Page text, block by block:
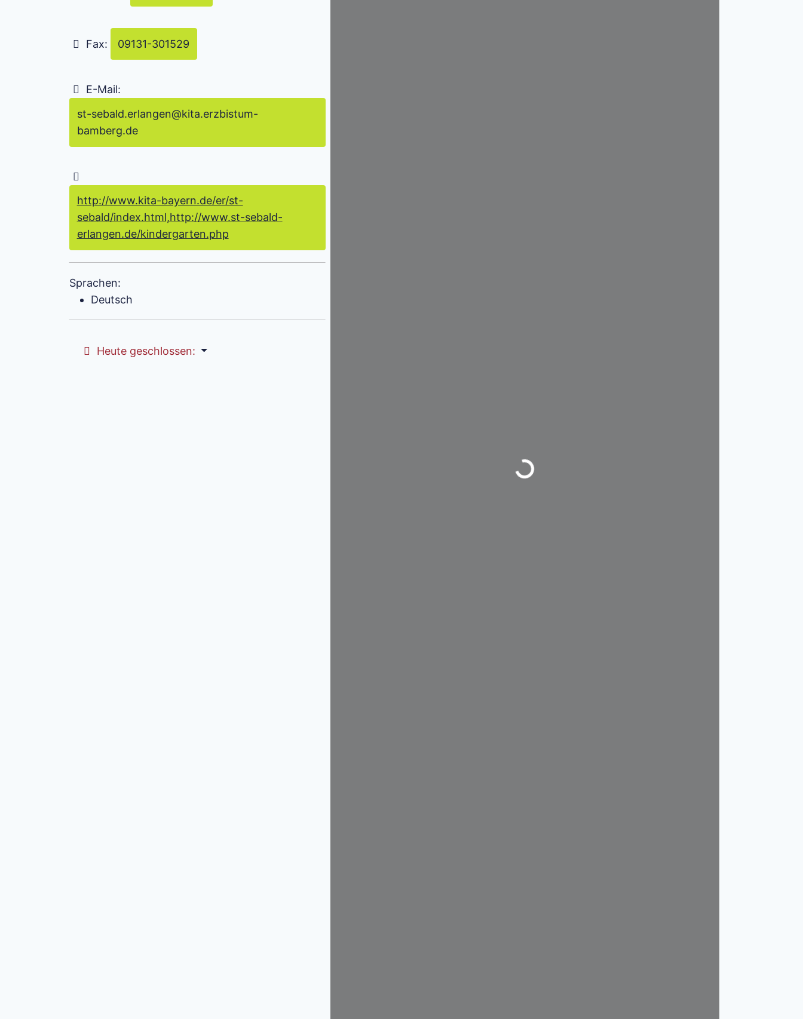
Fax: 09131-301529
E-Mail:
st-sebald.erlangen@kita.erzbistum-
bamberg.de
http://www.kita-bayern.de/er/st-
sebald/index.html,http://www.st-sebald-
erlangen.de/kindergarten.php
Sprachen:
Deutsch
Heute geschlossen:
Wird geladen …